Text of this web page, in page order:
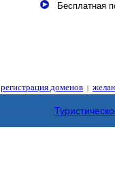
Бесплатная
регистрация доменов |